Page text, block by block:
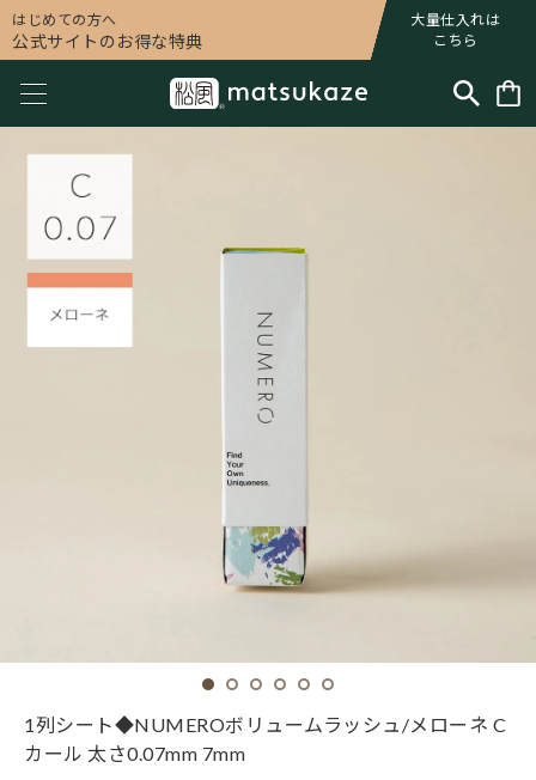
はじめての方へ
公式サイトのお得な特典
大量仕入れは
こちら
1列シート◆NUMEROボリュームラッシュ/メローネ C
カール 太さ0.07mm 7mm